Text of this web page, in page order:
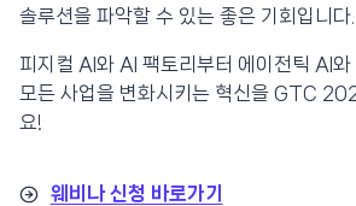
솔루션을 파악할 수 있는 좋은 기회입니다.
피지컬 AI와 AI 팩토리부터 에이전틱 AI와
모든 사업을 변화시키는 혁신을 GTC
요!
웨비나 신청 바로가기